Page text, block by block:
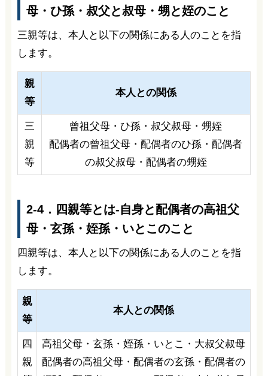
母・ひ孫・叔父と叔母・甥と姪のこと
三親等は、本人と以下の関係にある人のことを指
します。
親
等
本人との関係
三
親
等
曾祖父母・ひ孫・叔父叔母・甥姪
配偶者の曾祖父母・配偶者のひ孫・配偶者
の叔父叔母・配偶者の甥姪
2-4．四親等とは-自身と配偶者の高祖父
母・玄孫・姪孫・いとこのこと
四親等は、本人と以下の関係にある人のことを指
します。
親
等
本人との関係
四
親
高祖父母・玄孫・姪孫・いとこ・大叔父叔母
配偶者の高祖父母・配偶者の玄孫・配偶者の